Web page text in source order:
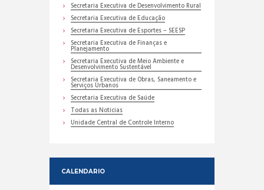
Secretaria Executiva de Desenvolvimento Rural
Secretaria Executiva de Educação
Secretaria Executiva de Esportes – SEESP
Secretaria Executiva de Finanças e
Planejamento
Secretaria Executiva de Meio Ambiente e
Desenvolvimento Sustentável
Secretaria Executiva de Obras, Saneamento e
Serviços Urbanos
Secretaria Executiva de Saúde
Todas as Noticias
Unidade Central de Controle Interno
CALENDARIO